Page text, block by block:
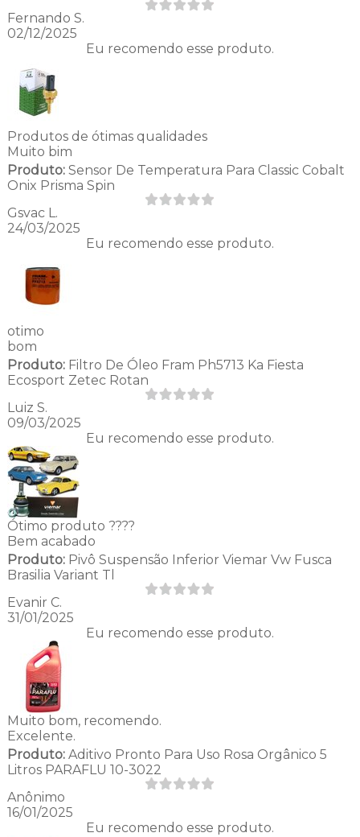
Fernando S.
02/12/2025
Eu recomendo esse produto.
Produtos de ótimas qualidades
Muito bim
Produto:Sensor De Temperatura Para Classic Cobalt
Onix Prisma Spin
Gsvac L.
24/03/2025
Eu recomendo esse produto.
otimo
bom
Produto:Filtro De Óleo Fram Ph5713 Ka Fiesta
Ecosport Zetec Rotan
Luiz S.
09/03/2025
Eu recomendo esse produto.
Ótimo produto ????
Bem acabado
Produto:Pivô Suspensão Inferior Viemar Vw Fusca
Brasilia Variant Tl
Evanir C.
31/01/2025
Eu recomendo esse produto.
Muito bom, recomendo.
Excelente.
Produto:Aditivo Pronto Para Uso Rosa Orgânico 5
Litros PARAFLU 10-3022
Anônimo
16/01/2025
Eu recomendo esse produto.